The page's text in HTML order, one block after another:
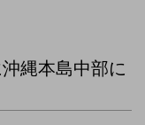
縄本島中部に